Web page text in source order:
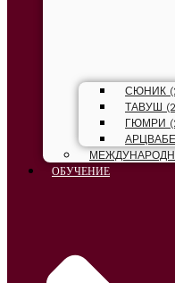
СЮНИК
ТАВУШ
ГЮМРИ
ОБУЧЕНИЕ